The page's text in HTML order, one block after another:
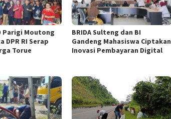
Parigi Moutong
DPR RI Serap
Torue
BRIDA Sulteng dan BI
Gandeng Mahasiswa Ciptakan
Inovasi Pembayaran Digital